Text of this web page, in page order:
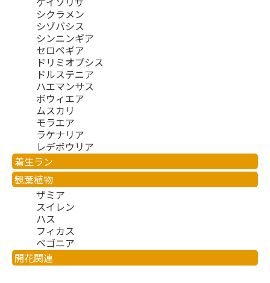
シクラメン
シゾバシス
シンニンギア
セロペギア
ドリミオプシス
ドルステニア
ハエマンサス
ボウィエア
ムスカリ
モラエア
ラケナリア
レデボウリア
着生ラン
観葉植物
ザミア
スイレン
ハス
フィカス
ベゴニア
開花関連